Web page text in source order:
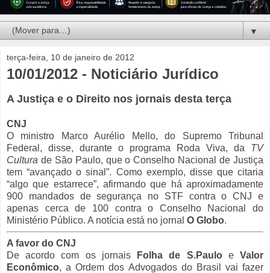
▼
terça-feira, 10 de janeiro de 2012
10/01/2012 - Noticiário Jurídico
A Justiça e o Direito nos jornais desta terça
CNJ
O ministro Marco Aurélio Mello, do Supremo Tribunal
Federal, disse, durante o programa Roda Viva, da TV
Cultura de São Paulo, que o Conselho Nacional de Justiça
tem “avançado o sinal”. Como exemplo, disse que citaria
“algo que estarrece”, afirmando que há aproximadamente
900 mandados de segurança no STF contra o CNJ e
apenas cerca de 100 contra o Conselho Nacional do
Ministério Público. A notícia está no jornal O Globo.
A favor do CNJ
De acordo com os jornais
Folha de S.PauloeValor
Econômico, a Ordem dos Advogados do Brasil vai fazer